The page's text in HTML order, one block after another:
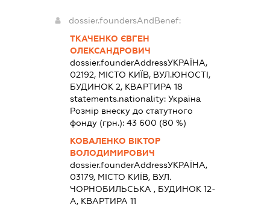
dossier.foundersAndBenef:
ТКАЧЕНКО ЄВГЕН
ОЛЕКСАНДРОВИЧ
dossier.founderAddressУКРАЇНА,
02192, МІСТО КИЇВ, ВУЛ.ЮНОСТІ,
БУДИНОК 2, КВАРТИРА 18
statements.nationality: Україна
Розмір внеску до статутного
фонду (грн.): 43 600 (80 %)
КОВАЛЕНКО ВІКТОР
ВОЛОДИМИРОВИЧ
dossier.founderAddressУКРАЇНА,
03179, МІСТО КИЇВ, ВУЛ.
ЧОРНОБИЛЬСЬКА , БУДИНОК 12-
А, КВАРТИРА 11